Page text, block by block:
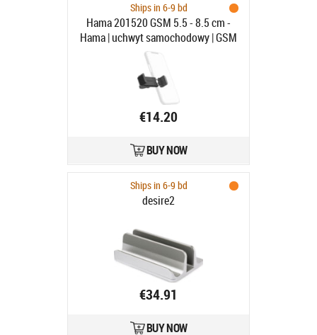
Ships in 6-9 bd
Hama 201520 GSM 5.5 - 8.5 cm -
Hama | uchwyt samochodowy | GSM
| do urządzeń 5.5 - 8.5 cm
€14.20
BUY NOW
Ships in 6-9 bd
desire2
€34.91
BUY NOW